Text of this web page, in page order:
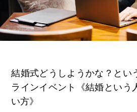
結婚式どうしようかな？とい
ラインイベント《結婚という
い方》